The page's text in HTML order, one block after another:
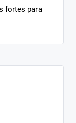
fortes para